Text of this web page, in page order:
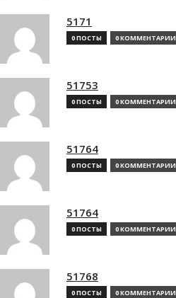
5171
0 ПОСТЫ 0 КОММЕНТАРИИ
51753
0 ПОСТЫ 0 КОММЕНТАРИИ
51764
0 ПОСТЫ 0 КОММЕНТАРИИ
51764
0 ПОСТЫ 0 КОММЕНТАРИИ
51768
0 ПОСТЫ 0 КОММЕНТАРИИ